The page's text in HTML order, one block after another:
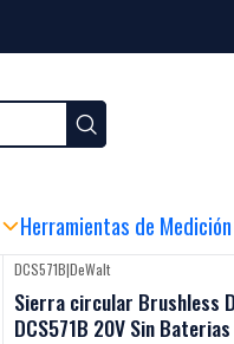
Herramientas de Medición
-18%OFF
DCS571B|DeWalt
Sierra circular Brushless
DCS571B 20V Sin Baterias